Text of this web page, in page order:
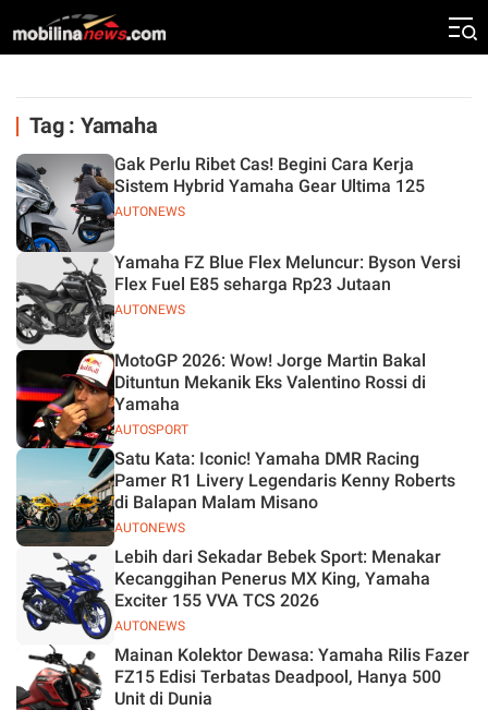
Tag : Yamaha
AUTONEWS
Gak Perlu Ribet Cas! Begini Cara Kerja
Sistem Hybrid Yamaha Gear Ultima 125
AUTONEWS
Yamaha FZ Blue Flex Meluncur: Byson Versi
Flex Fuel E85 seharga Rp23 Jutaan
AUTOSPORT
MotoGP 2026: Wow! Jorge Martin Bakal
Dituntun Mekanik Eks Valentino Rossi di
Yamaha
AUTONEWS
Satu Kata: Iconic! Yamaha DMR Racing
Pamer R1 Livery Legendaris Kenny Roberts
di Balapan Malam Misano
AUTONEWS
Lebih dari Sekadar Bebek Sport: Menakar
Kecanggihan Penerus MX King, Yamaha
Exciter 155 VVA TCS 2026
Mainan Kolektor Dewasa: Yamaha Rilis Fazer
FZ15 Edisi Terbatas Deadpool, Hanya 500
Unit di Dunia